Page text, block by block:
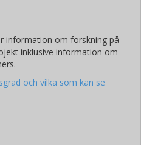
information om forskning på
inklusive information om
och vilka som kan se